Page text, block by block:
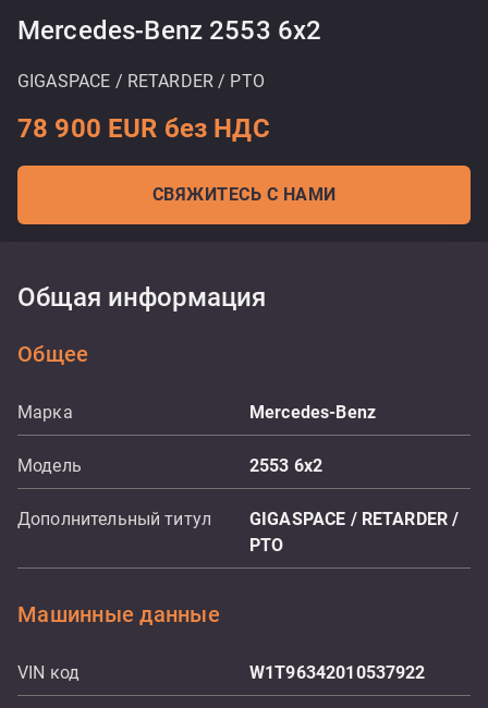
Mercedes-Benz 2553 6x2
GIGASPACE / RETARDER / PTO
78 900 EUR без НДС
СВЯЖИТЕСЬ С НАМИ
Общая информация
Общее
Марка Mercedes-Benz
Модель 2553 6x2
Дополнительный титул
GIGASPACE / RETARDER /
PTO
Машинные данные
VIN код W1T96342010537922